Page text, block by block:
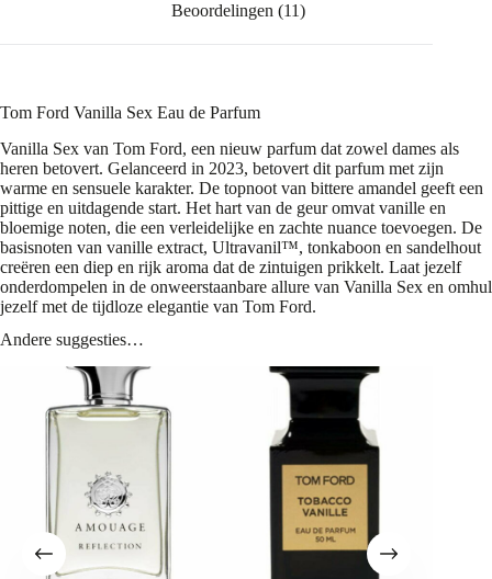
Beoordelingen (11)
Tom Ford Vanilla Sex Eau de Parfum
Vanilla Sex van Tom Ford, een nieuw parfum dat zowel dames als
heren betovert. Gelanceerd in 2023, betovert dit parfum met zijn
warme en sensuele karakter. De topnoot van bittere amandel geeft een
pittige en uitdagende start. Het hart van de geur omvat vanille en
bloemige noten, die een verleidelijke en zachte nuance toevoegen. De
basisnoten van vanille extract, Ultravanil™, tonkaboon en sandelhout
creëren een diep en rijk aroma dat de zintuigen prikkelt. Laat jezelf
onderdompelen in de onweerstaanbare allure van Vanilla Sex en omhul
jezelf met de tijdloze elegantie van Tom Ford.
Andere suggesties…